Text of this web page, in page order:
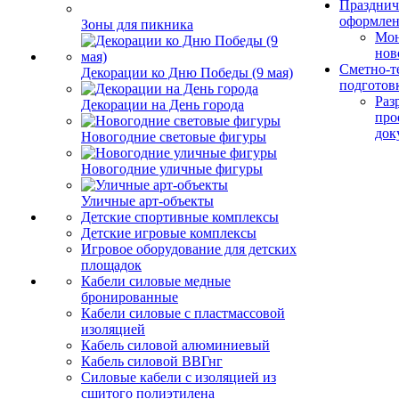
Зоны для пикника
Декорации ко Дню Победы (9 мая)
Декорации на День города
Новогодние световые фигуры
Новогодние уличные фигуры
Уличные арт-объекты
Детские спортивные комплексы
Детские игровые комплексы
Игровое оборудование для детских
площадок
Кабели силовые медные
бронированные
Кабели силовые с пластмассовой
изоляцией
Кабель силовой алюминиевый
Кабель силовой ВВГнг
Силовые кабели с изоляцией из
сшитого полиэтилена
Сметно-